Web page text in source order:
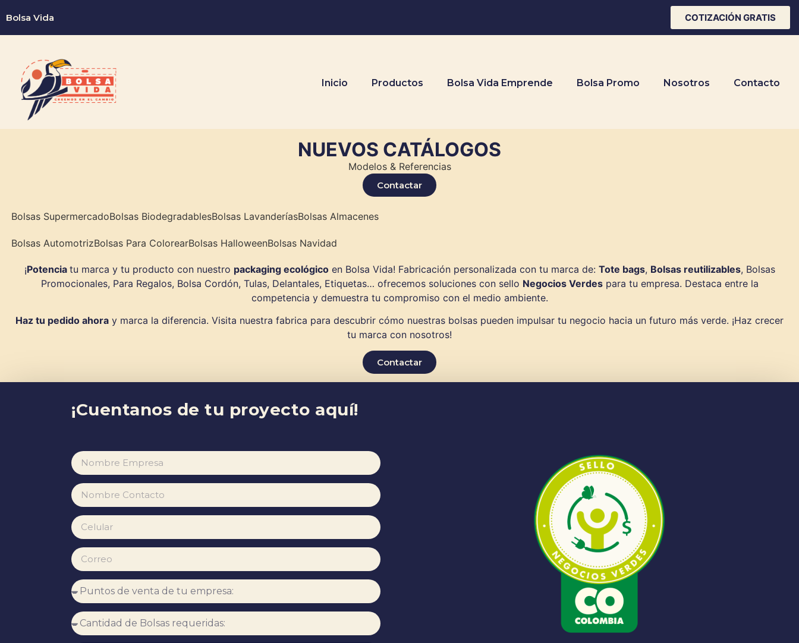
Bolsa Vida COTIZACIÓN GRATIS
Inicio Productos Bolsa Vida Emprende Bolsa Promo Nosotros Contacto
NUEVOS CATÁLOGOS
Modelos & Referencias
Contactar
Bolsas SupermercadoBolsas BiodegradablesBolsas LavanderíasBolsas Almacenes
Bolsas AutomotrizBolsas Para ColorearBolsas HalloweenBolsas Navidad
¡Potencia tu marca y tu producto con nuestro packaging ecológicoen Bolsa Vida! Fabricación personalizada con tu marca de: Tote bags, Bolsas reutilizables, Bolsas
Promocionales, Para Regalos, Bolsa Cordón, Tulas, Delantales, Etiquetas… ofrecemos soluciones con sello Negocios Verdespara tu empresa. Destaca entre la
competencia y demuestra tu compromiso con el medio ambiente.
Haz tu pedido ahora y marca la diferencia. Visita nuestra fabrica para descubrir cómo nuestras bolsas pueden impulsar tu negocio hacia un futuro más verde. ¡Haz crecer
tu marca con nosotros!
Contactar
¡Cuentanos de tu proyecto aquí!